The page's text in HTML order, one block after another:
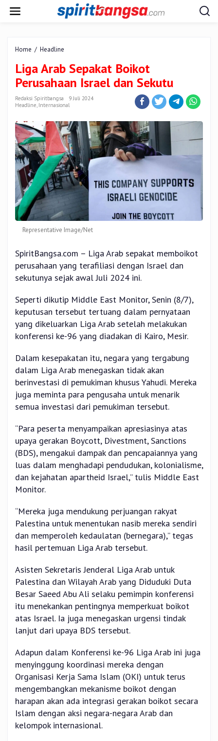
Home / Headline
Sepakat
Boikot
Perusahaan
Israel
dan
Liga Arab Sepakat Boikot
Perusahaan Israel dan Sekutu
Redaksi Spiritbangsa
9 Juli 2024
Headline, Internasional
Representative Image/Net
SpiritBangsa.com – Liga Arab sepakat memboikot
perusahaan yang terafiliasi dengan Israel dan
sekutunya sejak awal Juli 2024 ini.
Seperti dikutip Middle East Monitor, Senin (8/7),
keputusan tersebut tertuang dalam pernyataan
yang dikeluarkan Liga Arab setelah melakukan
konferensi ke-96 yang diadakan di Kairo, Mesir.
Dalam kesepakatan itu, negara yang tergabung
dalam Liga Arab menegaskan tidak akan
berinvestasi di pemukiman khusus Yahudi. Mereka
juga meminta para pengusaha untuk menarik
semua investasi dari pemukiman tersebut.
“Para peserta menyampaikan apresiasinya atas
upaya gerakan Boycott, Divestment, Sanctions
(BDS), mengakui dampak dan pencapaiannya yang
luas dalam menghadapi pendudukan, kolonialisme,
dan kejahatan apartheid Israel,” tulis Middle East
Monitor.
“Mereka juga mendukung perjuangan rakyat
Palestina untuk menentukan nasib mereka sendiri
dan memperoleh kedaulatan (bernegara),” tegas
hasil pertemuan Liga Arab tersebut.
Asisten Sekretaris Jenderal Liga Arab untuk
Palestina dan Wilayah Arab yang Diduduki Duta
Besar Saeed Abu Ali selaku pemimpin konferensi
itu menekankan pentingnya memperkuat boikot
atas Israel. Ia juga menegaskan urgensi tindak
lanjut dari upaya BDS tersebut.
Adapun dalam Konferensi ke-96 Liga Arab ini juga
menyinggung koordinasi mereka dengan
Organisasi Kerja Sama Islam (OKI) untuk terus
mengembangkan mekanisme boikot dengan
harapan akan ada integrasi gerakan boikot secara
Islam dengan aksi negara-negara Arab dan
kelompok internasional.